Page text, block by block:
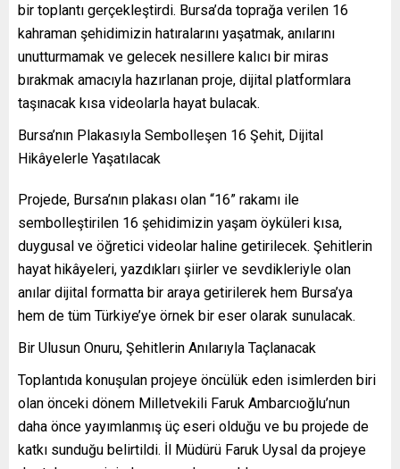
bir toplantı gerçekleştirdi. Bursa’da toprağa verilen 16
kahraman şehidimizin hatıralarını yaşatmak, anılarını
unutturmamak ve gelecek nesillere kalıcı bir miras
bırakmak amacıyla hazırlanan proje, dijital platformlara
taşınacak kısa videolarla hayat bulacak.
Bursa’nın Plakasıyla Sembolleşen 16 Şehit, Dijital
Hikâyelerle Yaşatılacak
Projede, Bursa’nın plakası olan “16” rakamı ile
sembolleştirilen 16 şehidimizin yaşam öyküleri kısa,
duygusal ve öğretici videolar haline getirilecek. Şehitlerin
hayat hikâyeleri, yazdıkları şiirler ve sevdikleriyle olan
anılar dijital formatta bir araya getirilerek hem Bursa’ya
hem de tüm Türkiye’ye örnek bir eser olarak sunulacak.
Bir Ulusun Onuru, Şehitlerin Anılarıyla Taçlanacak
Toplantıda konuşulan projeye öncülük eden isimlerden biri
olan önceki dönem Milletvekili Faruk Ambarcıoğlu’nun
daha önce yayımlanmış üç eseri olduğu ve bu projede de
katkı sunduğu belirtildi. İl Müdürü Faruk Uysal da projeye